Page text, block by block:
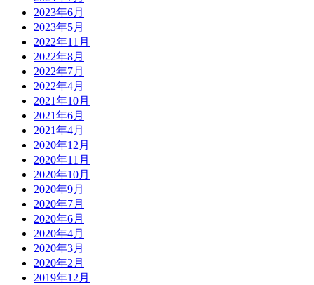
2023年6月
2023年5月
2022年11月
2022年8月
2022年7月
2022年4月
2021年10月
2021年6月
2021年4月
2020年12月
2020年11月
2020年10月
2020年9月
2020年7月
2020年6月
2020年4月
2020年3月
2020年2月
2019年12月